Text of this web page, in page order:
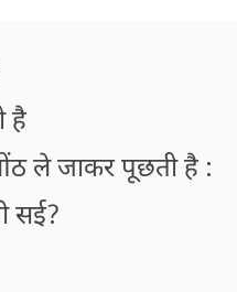
है
ले जाकर पूछती है :
सई?